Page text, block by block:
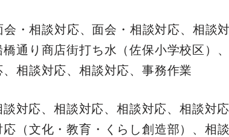
・相談対応、面会・相談対応、相談
通り商店街打ち水（佐保小学校区）
相談対応、相談対応、事務作業
対応、相談対応、相談対応、相談対
（文化・教育・くらし創造部）、相